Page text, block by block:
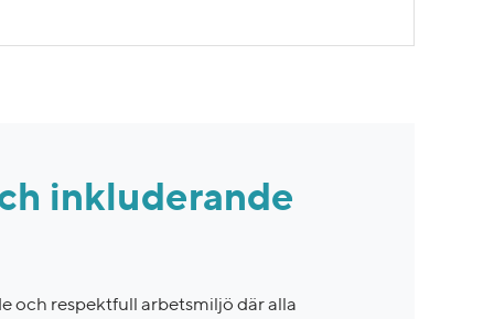
inkluderande
och respektfull arbetsmiljö där alla